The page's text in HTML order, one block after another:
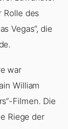
Rolle des
Vegas“, die
war
William
Filmen. Die
Riege der